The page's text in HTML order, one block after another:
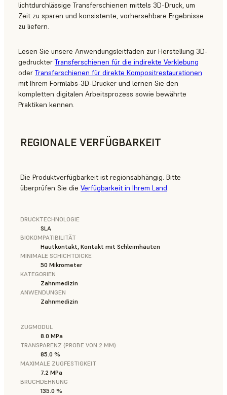
lichtdurchlässige Transferschienen mittels 3D-Druck, um
Zeit zu sparen und konsistente, vorhersehbare Ergebnisse
zu liefern.
Lesen Sie unsere Anwendungsleitfäden zur Herstellung 3D-
gedruckter Transferschienen für die indirekte Verklebung
oder Transferschienen für direkte Kompositrestaurationen
mit Ihrem Formlabs-3D-Drucker und lernen Sie den
kompletten digitalen Arbeitsprozess sowie bewährte
Praktiken kennen.
REGIONALE VERFÜGBARKEIT
Die Produktverfügbarkeit ist regionsabhängig. Bitte
überprüfen Sie die Verfügbarkeit in Ihrem Land.
DRUCKTECHNOLOGIE
SLA
BIOKOMPATIBILITÄT
Hautkontakt, Kontakt mit Schleimhäuten
MINIMALE SCHICHTDICKE
50 Mikrometer
KATEGORIEN
Zahnmedizin
ANWENDUNGEN
Zahnmedizin
ZUGMODUL
8.0 MPa
TRANSPARENZ (PROBE VON 2 MM)
85.0 %
MAXIMALE ZUGFESTIGKEIT
7.2 MPa
BRUCHDEHNUNG
135.0 %